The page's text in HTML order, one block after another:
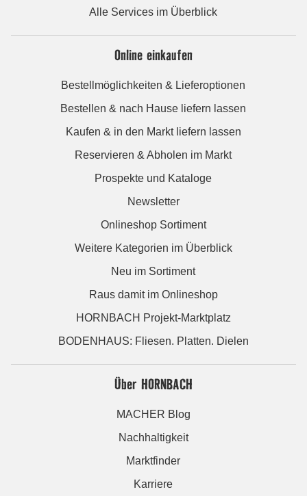
Alle Services im Überblick
Online einkaufen
Bestellmöglichkeiten & Lieferoptionen
Bestellen & nach Hause liefern lassen
Kaufen & in den Markt liefern lassen
Reservieren & Abholen im Markt
Prospekte und Kataloge
Newsletter
Onlineshop Sortiment
Weitere Kategorien im Überblick
Neu im Sortiment
Raus damit im Onlineshop
HORNBACH Projekt-Marktplatz
BODENHAUS: Fliesen. Platten. Dielen
Über HORNBACH
MACHER Blog
Nachhaltigkeit
Marktfinder
Karriere